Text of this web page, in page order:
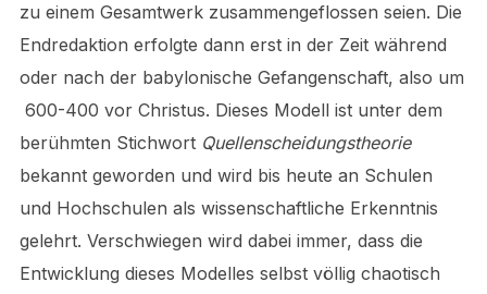
zu einem Gesamtwerk zusammengeflossen seien. Die
Endredaktion erfolgte dann erst in der Zeit während
oder nach der babylonische Gefangenschaft, also um
600-400 vor Christus. Dieses Modell ist unter dem
berühmten Stichwort Quellenscheidungstheorie
bekannt geworden und wird bis heute an Schulen
und Hochschulen als wissenschaftliche Erkenntnis
gelehrt. Verschwiegen wird dabei immer, dass die
Entwicklung dieses Modelles selbst völlig chaotisch